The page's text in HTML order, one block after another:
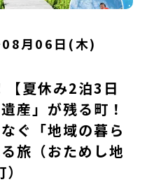
り消しとさせていただきま
上げ当選者へご連絡させて
更をご希望の場合は下記の
お願いします。※受信制限設
りいただけません。その場
受信できるよう設定をお願
問合せにはお答えしており
込みについてお申込はお一
からお申込ください。申込
、メールアドレスの入力間
て１室に複数(同性2～4名程
ルギー対応について個別の
み多数の場合は、締め切り
7日(木)12：00 から 6月4日
に変える！「おためし地域留
内容を詳しく知りたい方
Zoomでのオンライン配信
わせて、以下の2つのステッ
オンライン説明会（アーカイ
し地域留学」を知りたい方
加できる「おためし地域留
開催しました。中学生一人
なる「安全面」や「事務局
しています。ぜひ、ご自宅
カイブ動画を視聴す
ラムを変更する場合がござ
た方には7月7日(火) 18:30-
」をご案内する予定です。必
間】出水駅 8月3日(月)
8月5日(水) 12:00 解散【対
整中※1室に複数名(同性)で宿
※旅行代金に含まれる費用
・宿泊費（2泊分）・プログ
部の食事代*以下の費用は参
の往復交通費・お土産代や
【募集人数】最大10名（お
参加者決定】お申し込み多
当落結果をご連絡いたしま
たします。今回のフィールド
」岩手県八幡平市（はちま
県境にある自然豊かな町で
を超える山岳地帯や高原
でき、新緑、山菜の春、花
季ごとに美しい景色を見る
田八幡平（とわだはちまん
グ、「安比高原（あっぴこ
スキーリゾートとして有名
ことができます！そして八
本で初めて「地球のチカラ
らわき出す蒸気をそのまま
先端のエネルギー」を生み
月06日(木)
夏休み2泊3日
産」が残る町！
ぐ「地域の暮ら
旅（おためし地